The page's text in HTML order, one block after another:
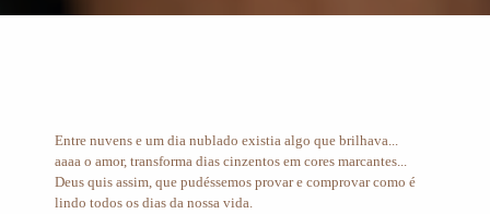
Entre nuvens e um dia nublado existia algo que brilhava...
aaaa o amor, transforma dias cinzentos em cores marcantes...
Deus quis assim, que pudéssemos provar e comprovar como é
lindo todos os dias da nossa vida.